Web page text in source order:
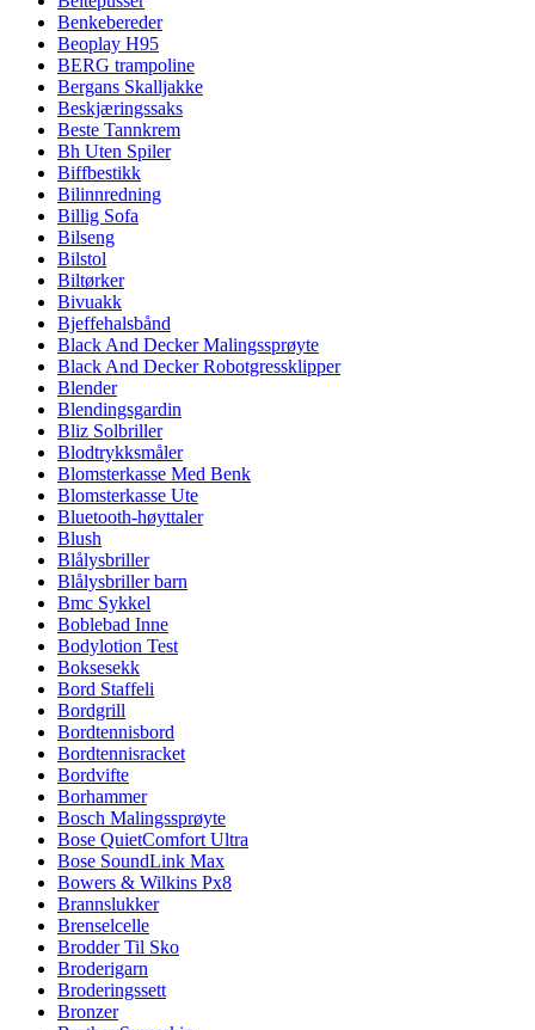
Benkebereder
Beoplay H95
BERG trampoline
Bergans Skalljakke
Beskjæringssaks
Beste Tannkrem
Bh Uten Spiler
Biffbestikk
Bilinnredning
Billig Sofa
Bilseng
Bilstol
Biltørker
Bivuakk
Bjeffehalsbånd
Black And Decker Malingssprøyte
Black And Decker Robotgressklipper
Blender
Blendingsgardin
Bliz Solbriller
Blodtrykksmåler
Blomsterkasse Med Benk
Blomsterkasse Ute
Bluetooth-høyttaler
Blush
Blålysbriller
Blålysbriller barn
Bmc Sykkel
Boblebad Inne
Bodylotion Test
Boksesekk
Bord Staffeli
Bordgrill
Bordtennisbord
Bordtennisracket
Bordvifte
Borhammer
Bosch Malingssprøyte
Bose QuietComfort Ultra
Bose SoundLink Max
Bowers & Wilkins Px8
Brannslukker
Brenselcelle
Brodder Til Sko
Broderigarn
Broderingssett
Bronzer